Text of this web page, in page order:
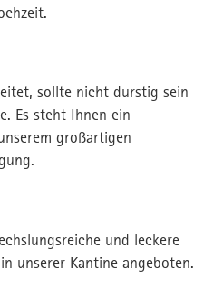
sollte nicht durstig sein
Es steht Ihnen ein
großartigen
und leckere
unserer Kantine angeboten.